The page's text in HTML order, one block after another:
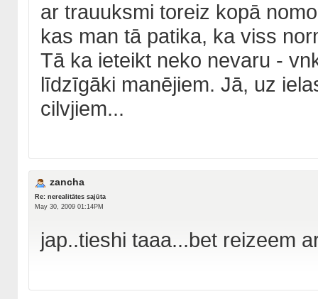
ar trauuksmi toreiz kopā
kas man tā patika, ka viss
Tā ka ieteikt neko nevaru -
līdzīgāki manējiem. Jā, uz
cilvjiem...
zancha
Re: nerealitātes sajūta
May 30, 2009 01:14PM
jap..tieshi taaa...bet reizeem